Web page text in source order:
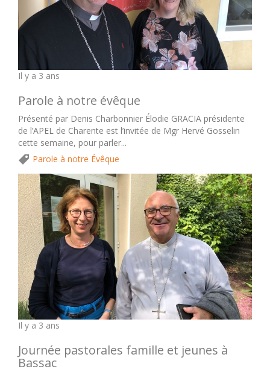
Il y a 3 ans
Parole à notre évêque
Présenté par Denis Charbonnier Élodie GRACIA présidente
de l’APEL de Charente est l’invitée de Mgr Hervé Gosselin
cette semaine, pour parler...
Parole à notre Évêque
Il y a 3 ans
Journée pastorales famille et jeunes à
Bassac